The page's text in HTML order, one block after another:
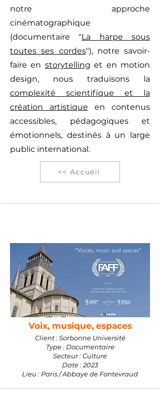
notre approche
cinématographique
(documentaire "La harpe sous
toutes ses cordes"), notre savoir-
faire en storytelling et en motion
design, nous traduisons la
complexité scientifique et la
création artistique en contenus
accessibles, pédagogiques et
émotionnels, destinés à un large
public international.
<< Accueil
Voix, musique, espaces
Client : Sorbonne Université
Type : Documentaire
Secteur : Culture
Date : 2023
Lieu : Paris / Abbaye de Fontevraud